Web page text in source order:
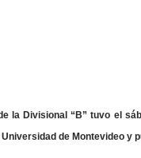
la Divisional “B” tuvo el
de Montevideo y